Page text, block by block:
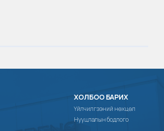
ХОЛБОО БАРИХ
Үйлчилгээний нөхцөл
Нууцлалын бодлого